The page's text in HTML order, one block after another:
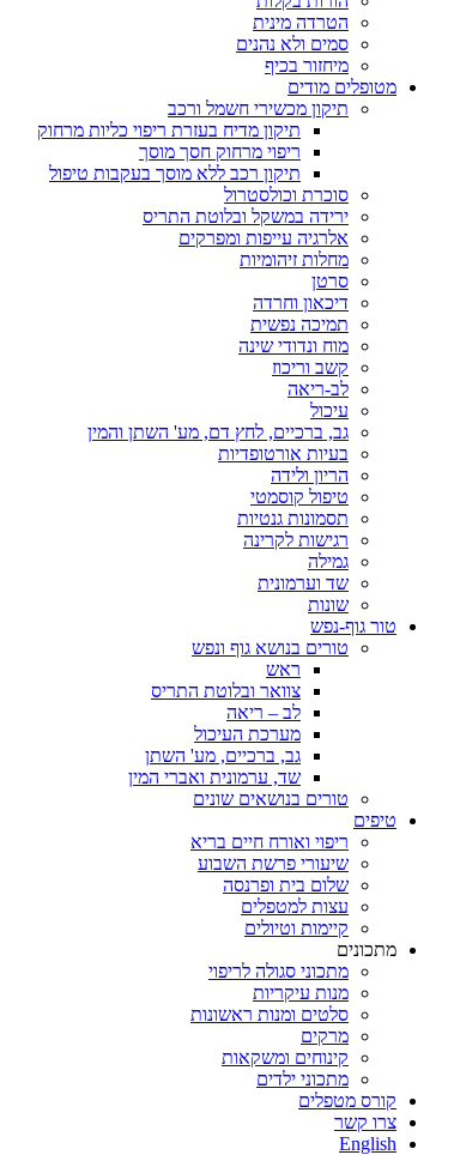
הטרדה מינית
סמים ולא נהנים
מיחזור בכיף
מטופלים מודים
תיקון מכשירי חשמל ורכב
תיקון מדיח בעזרת ריפוי כליות מרחוק
ריפוי מרחוק חסך מוסך
תיקון רכב ללא מוסך בעקבות טיפול
סוכרת וכולסטרול
ירידה במשקל ובלוטת התריס
אלרגיה עייפות ומפרקים
מחלות זיהומיות
סרטן
דיכאון וחרדה
תמיכה נפשית
מוח ונדודי שינה
קשב וריכוז
לב-ריאה
עיכול
גב, ברכיים, לחץ דם, מע' השתן והמין
בעיות אורטופדיות
הריון ולידה
טיפול קוסמטי
תסמונות גנטיות
רגישות לקרינה
גמילה
שד וערמונית
שונות
טור גוף-נפש
טורים בנושא גוף ונפש
ראש
צוואר ובלוטת התריס
לב – ריאה
מערכת העיכול
גב, ברכיים, מע' השתן
שד, ערמונית ואברי המין
טורים בנושאים שונים
טיפים
ריפוי ואורח חיים בריא
שיעורי פרשת השבוע
שלום בית ופרנסה
עצות למטפלים
קיימות וטיולים
מתכונים
מתכוני סגולה לריפוי
מנות עיקריות
סלטים ומנות ראשונות
מרקים
קינוחים ומשקאות
מתכוני ילדים
קורס מטפלים
צרו קשר
English